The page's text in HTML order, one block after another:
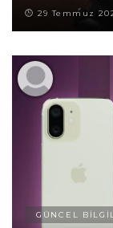
29 Temmuz
GÜNCEL